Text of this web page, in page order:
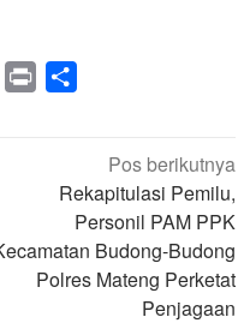
Telegram
Print
Pos berikutnya
Rekapitulasi Pemilu,
Personil PAM PPK
Budong-Budong
Polres Mateng Perketat
Penjagaan